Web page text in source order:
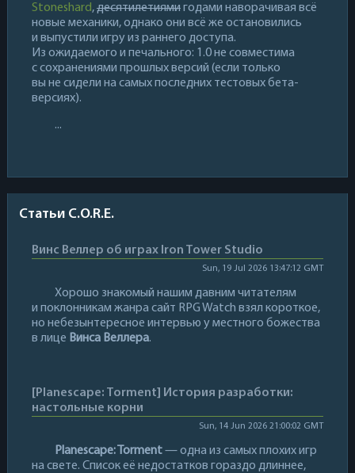
Stoneshard,десятилетиямигодами наворачивая всё
новые механики, однако они всё же остановились
и выпустили игру из раннего доступа.
Из ожидаемого и печального: 1.0 не совместима
с сохранениями прошлых версий (если только
вы не сидели на самых последних тестовых бета-
версиях).
...
Статьи C.O.R.E.
Винс Веллер об играх Iron Tower Studio
Sun, 19 Jul 2026 13:47:12 GMT
Хорошо знакомый нашим давним читателям
и поклонникам жанра сайт RPG Watch взял короткое,
но небезынтересное интервью у местного божества
в лице Винса Веллера.
[Planescape: Torment] История разработки:
настольные корни
Sun, 14 Jun 2026 21:00:02 GMT
Planescape: Torment— одна из самых плохих игр
на свете. Список её недостатков гораздо длиннее,